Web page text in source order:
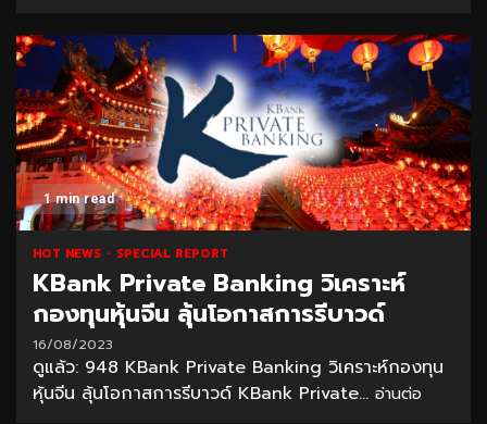
1 min read
HOT NEWS SPECIAL REPORT
KBank Private Banking วิเคราะห์
กองทุนหุ้นจีน ลุ้นโอกาสการรีบาวด์
16/08/2023
ดูแล้ว: 948 KBank Private Banking วิเคราะห์กองทุน
หุ้นจีน ลุ้นโอกาสการรีบาวด์ KBank Private... อ่านต่อ